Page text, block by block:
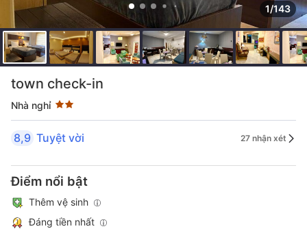
1/143
town check-in
Nhà nghỉ
Đánh giá sao 2 sao
8,9 Tuyệt vời 27 nhận xét
Điểm nổi bật
Thêm vệ sinh
Đáng tiền nhất